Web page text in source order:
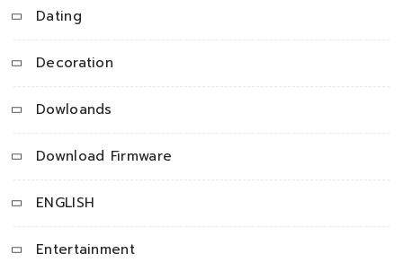
Dating
Decoration
Dowloands
Download Firmware
ENGLISH
Entertainment